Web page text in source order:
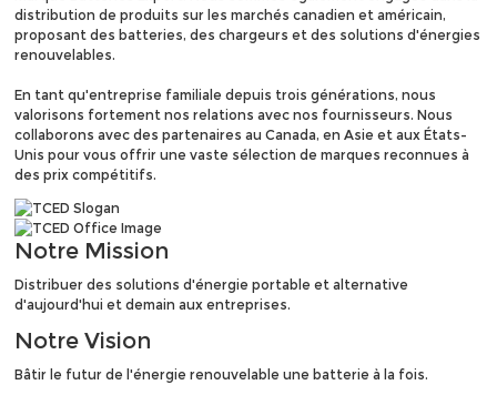
distribution de produits sur les marchés canadien et américain,
proposant des batteries, des chargeurs et des solutions d'énergies
renouvelables.
En tant qu'entreprise familiale depuis trois générations, nous
valorisons fortement nos relations avec nos fournisseurs. Nous
collaborons avec des partenaires au Canada, en Asie et aux États-
Unis pour vous offrir une vaste sélection de marques reconnues à
des prix compétitifs.
Notre Mission
Distribuer des solutions d'énergie portable et alternative
d'aujourd'hui et demain aux entreprises.
NotreVision
Bâtir le futur de l'énergie renouvelable une batterie à la fois.